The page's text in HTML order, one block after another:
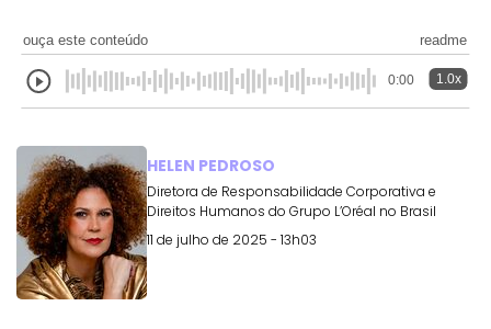
ouça este conteúdo readme
0:00 1.0x
HELEN PEDROSO
Diretora de Responsabilidade Corporativa e
Direitos Humanos do Grupo L’Oréal no Brasil
11 de julho de 2025 - 13h03